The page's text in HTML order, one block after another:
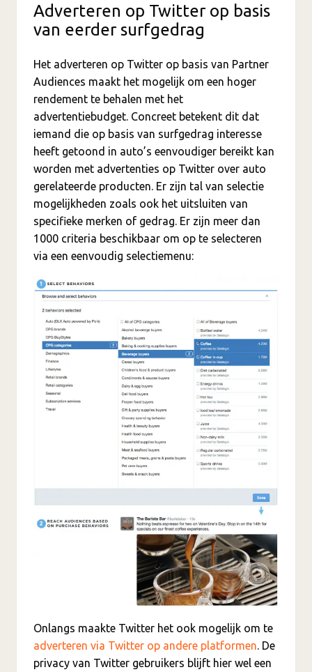
Adverteren op Twitter op basis
van eerder surfgedrag
Het adverteren op Twitter op basis van Partner
Audiences maakt het mogelijk om een hoger
rendement te behalen met het
advertentiebudget. Concreet betekent dit dat
iemand die op basis van surfgedrag interesse
heeft getoond in auto’s eenvoudiger bereikt kan
worden met advertenties op Twitter over auto
gerelateerde producten. Er zijn tal van selectie
mogelijkheden zoals ook het uitsluiten van
specifieke merken of gedrag. Er zijn meer dan
1000 criteria beschikbaar om op te selecteren
via een eenvoudig selectiemenu:
Onlangs maakte Twitter het ook mogelijk om te
adverteren via Twitter op andere platformen. De
privacy van Twitter gebruikers blijft hier wel een